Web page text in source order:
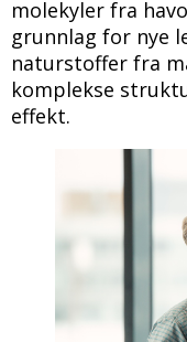
molekyler fra
grunnlag for nye
naturstoffer fra
komplekse
effekt.
Bilde